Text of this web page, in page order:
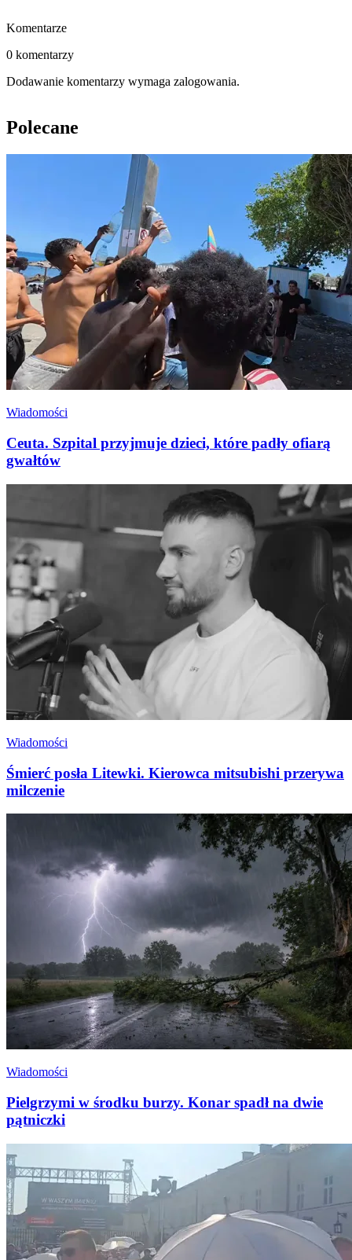
Komentarze
0 komentarzy
Dodawanie komentarzy wymaga zalogowania.
Polecane
Wiadomości
Ceuta. Szpital przyjmuje dzieci, które padły ofiarą
gwałtów
Wiadomości
Śmierć posła Litewki. Kierowca mitsubishi przerywa
milczenie
Wiadomości
Pielgrzymi w środku burzy. Konar spadł na dwie
pątniczki